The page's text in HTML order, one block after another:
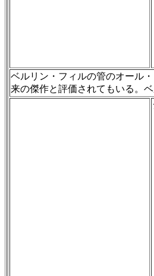
ベルリン・フィルの管のオール
来の傑作と評価されてもいる。